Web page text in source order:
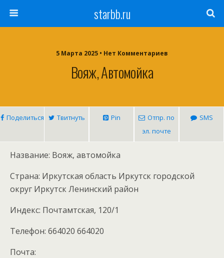
starbb.ru
5 Марта 2025 • Нет Комментариев
Вояж, Автомойка
Поделиться Твитнуть Pin
Отпр. по
эл. почте
SMS
Название: Вояж, автомойка
Страна: Иркутская область Иркутск городской
округ Иркутск Ленинский район
Индекс: Почтамтская, 120/1
Телефон: 664020 664020
Почта: